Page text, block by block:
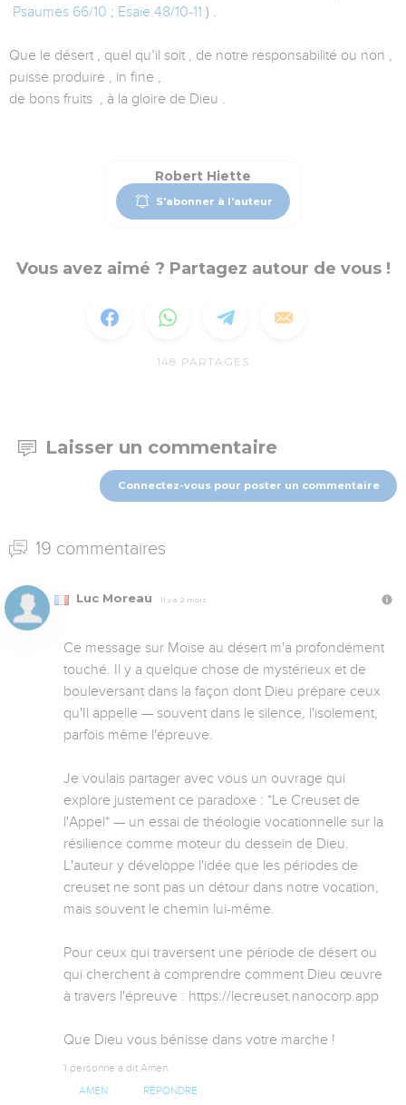
Psaumes 66/10 ; Esaïe 48/10-11 ) .
Que le désert , quel qu’il soit , de notre responsabilité ou non ,
puisse produire , in fine ,
de bons fruits , à la gloire de Dieu .
Robert Hiette
S'abonner à l'auteur
Vous avez aimé ? Partagez autour de vous !
148 PARTAGES
Laisser un commentaire
Connectez-vous pour poster un commentaire
19 commentaires
Luc Moreau Il y a 2 mois
Ce message sur Moïse au désert m'a profondément
touché. Il y a quelque chose de mystérieux et de
bouleversant dans la façon dont Dieu prépare ceux
qu'Il appelle — souvent dans le silence, l'isolement,
parfois même l'épreuve.
Je voulais partager avec vous un ouvrage qui
explore justement ce paradoxe : *Le Creuset de
l'Appel* — un essai de théologie vocationnelle sur la
résilience comme moteur du dessein de Dieu.
L'auteur y développe l'idée que les périodes de
creuset ne sont pas un détour dans notre vocation,
mais souvent le chemin lui-même.
Pour ceux qui traversent une période de désert ou
qui cherchent à comprendre comment Dieu œuvre
à travers l'épreuve : https://lecreuset.nanocorp.app
Que Dieu vous bénisse dans votre marche !
1 personne a dit Amen
AMEN RÉPONDRE